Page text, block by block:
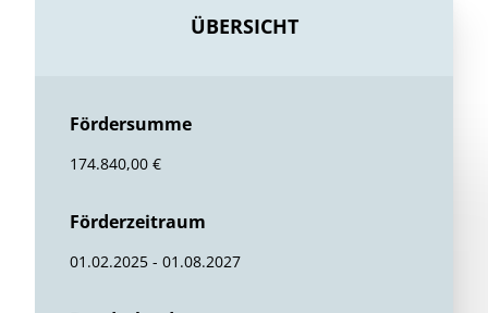
ÜBERSICHT
Fördersumme
174.840,00 €
Förderzeitraum
01.02.2025 - 01.08.2027